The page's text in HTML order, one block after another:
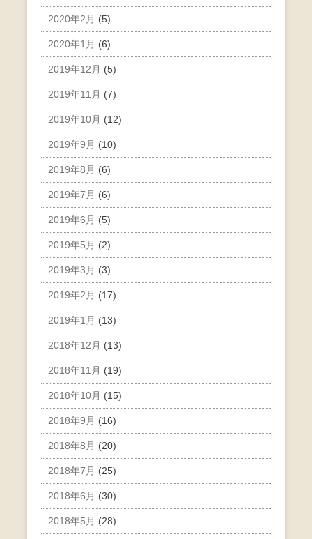
2020年2月 (5)
2020年1月 (6)
2019年12月 (5)
2019年11月 (7)
2019年10月 (12)
2019年9月 (10)
2019年8月 (6)
2019年7月 (6)
2019年6月 (5)
2019年5月 (2)
2019年3月 (3)
2019年2月 (17)
2019年1月 (13)
2018年12月 (13)
2018年11月 (19)
2018年10月 (15)
2018年9月 (16)
2018年8月 (20)
2018年7月 (25)
2018年6月 (30)
2018年5月 (28)